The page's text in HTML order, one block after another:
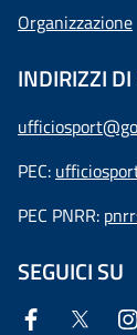
Organizzazione
INDIRIZZI
PEC:
PEC PNRR:
SEGUICI SU